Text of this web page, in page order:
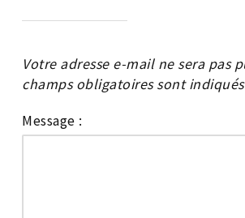
Votre adresse e-mail ne sera pas
champs obligatoires sont
Message :